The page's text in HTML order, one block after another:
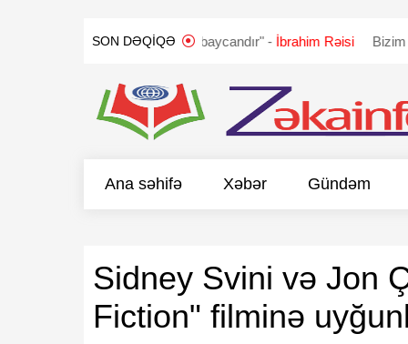
SON DƏQIQƏ
"Qarabağ Azərbaycandır" - İbrahim Rəisi Bizim
Ana səhifə Xəbər Gündəm
Sidney Svini və Jon
Fiction" filminə